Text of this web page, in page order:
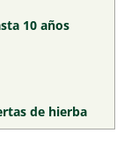
10 años
de hierba